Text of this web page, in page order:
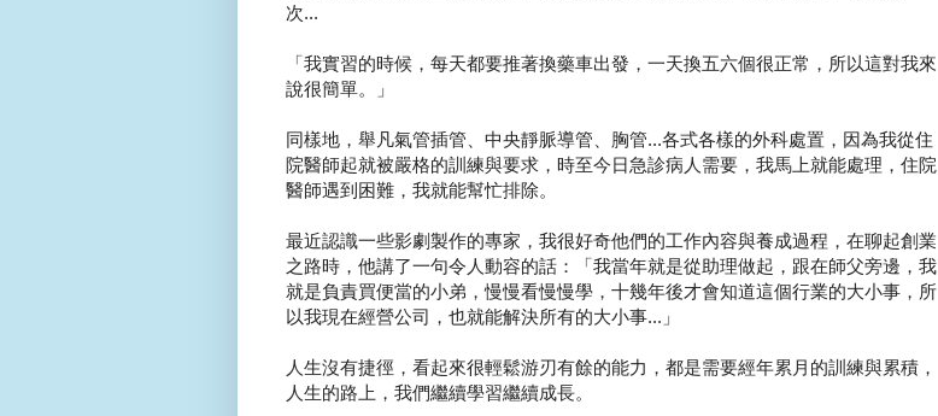
次...
「我實習的時候，每天都要推著換藥車出發，一天換五六個很正常，所以這對我來
說很簡單。」
同樣地，舉凡氣管插管、中央靜脈導管、胸管...各式各樣的外科處置，因為我從住
院醫師起就被嚴格的訓練與要求，時至今日急診病人需要，我馬上就能處理，住院
醫師遇到困難，我就能幫忙排除。
最近認識一些影劇製作的專家，我很好奇他們的工作內容與養成過程，在聊起創業
之路時，他講了一句令人動容的話：「我當年就是從助理做起，跟在師父旁邊，我
就是負責買便當的小弟，慢慢看慢慢學，十幾年後才會知道這個行業的大小事，所
以我現在經營公司，也就能解決所有的大小事...」
人生沒有捷徑，看起來很輕鬆游刃有餘的能力，都是需要經年累月的訓練與累積，
人生的路上，我們繼續學習繼續成長。